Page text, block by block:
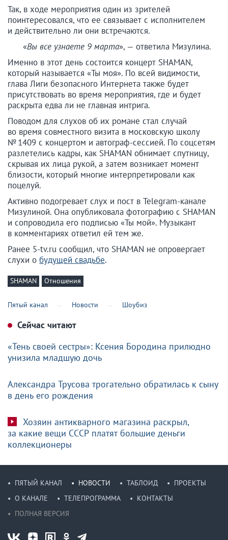
Так, в ходе мероприятия один из зрителей
поинтересовался, что ее связывает с исполнителем
и действительно ли они встречаются.
«Вы все узнаете 9 марта», — ответила Мизулина.
Именно в этот день состоится концерт SHAMAN,
который называется «Ты моя». По всей видимости,
глава Лиги безопасного Интернета также будет
присутствовать во время мероприятия, где и будет
раскрыта едва ли не главная интрига.
Поводом для слухов об их романе стал случай
во время совместного визита в московскую школу
№ 1409 с концертом и автограф-сессией. По соцсетям
разлетелись кадры, как SHAMAN обнимает спутницу,
скрывая их лица рукой, а затем возникает момент
близости, который многие интерпретировали как
поцелуй.
Активно подогревает слух и пост в Telegram-канале
Мизулиной. Она опубликовала фотографию с SHAMAN
и сопроводила его подписью «Ты мой». Музыкант
в комментариях ответил ей тем же.
Ранее 5-tv.ru сообщил, что SHAMAN не опровергает
слухи о будущей свадьбе.
SHAMAN Отношения
Пятый канал Новости Шоубиз
Сейчас читают
«Тень своей сестры»: Ксения Бородина прилюдно
унизила младшую дочь
Александра Трусова трогательно обратилась к сыну
в день его рождения
Хозяин антикварного магазина раскрыл,
за какие вещи СССР платят большие деньги
коллекционеры
ПЯТЫЙ КАНАЛ НОВОСТИ ТАБЛОИД
ПРОЕКТЫ
О КАНАЛЕ
ТЕЛЕПРОГРАММА
КОНТАКТЫ
ПОЛНАЯ ВЕРСИЯ